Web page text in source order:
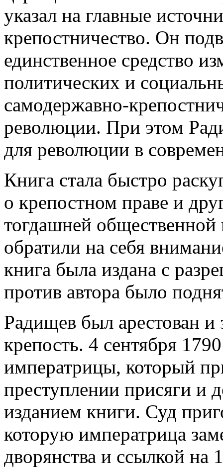
указал на главные
крепостничество. Он
единственное средство
политических и
самодержавно-
революции. При этом
для революции в
Книга стала быстро
о крепостном праве и
тогдашней общественной
обратили на себя
книга была издана с
против автора было
Радищев был арестован
крепость. 4 сентября
императрицы, который
преступлении присяги и
изданием книги. Суд
которую императрица
дворянства и ссылкой на